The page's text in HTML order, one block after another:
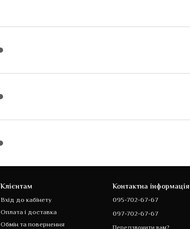
Клієнтам
Вхід до кабінету
Оплата і доставка
Обмін та повернення
Контактна інформація
095-702-67-67
097-702-67-67
Передзвонити вам?